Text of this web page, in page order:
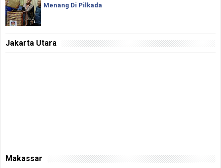
Menang Di Pilkada
Jakarta Utara
Makassar